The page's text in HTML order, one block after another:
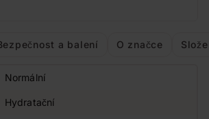
a balení O značce
Normální
Hydratační